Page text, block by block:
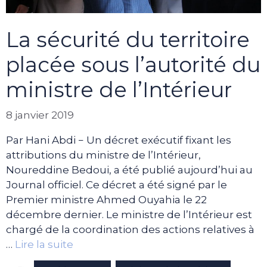
La sécurité du territoire
placée sous l’autorité du
ministre de l’Intérieur
8 janvier 2019
Par Hani Abdi − Un décret exécutif fixant les
attributions du ministre de l’Intérieur,
Noureddine Bedoui, a été publié aujourd’hui au
Journal officiel. Ce décret a été signé par le
Premier ministre Ahmed Ouyahia le 22
décembre dernier. Le ministre de l’Intérieur est
chargé de la coordination des actions relatives à
… Lire la suite